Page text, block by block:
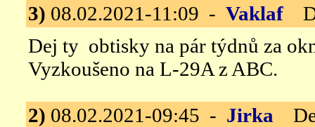
3) 08.02.2021-11:09 - Vaklaf
Dej ty obtisky na pár týdnů za
Vyzkoušeno na L-29A z ABC.
2) 08.02.2021-09:45 - Jirka